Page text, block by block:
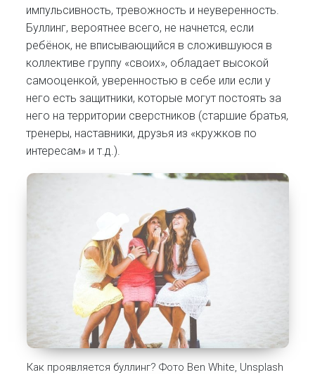
импульсивность, тревожность и неуверенность.
Буллинг, вероятнее всего, не начнется, если
ребёнок, не вписывающийся в сложившуюся в
коллективе группу «своих», обладает высокой
самооценкой, уверенностью в себе или если у
него есть защитники, которые могут постоять за
него на территории сверстников (старшие братья,
тренеры, наставники, друзья из «кружков по
интересам» и т.д.).
Как проявляется буллинг? Фото Ben White, Unsplash